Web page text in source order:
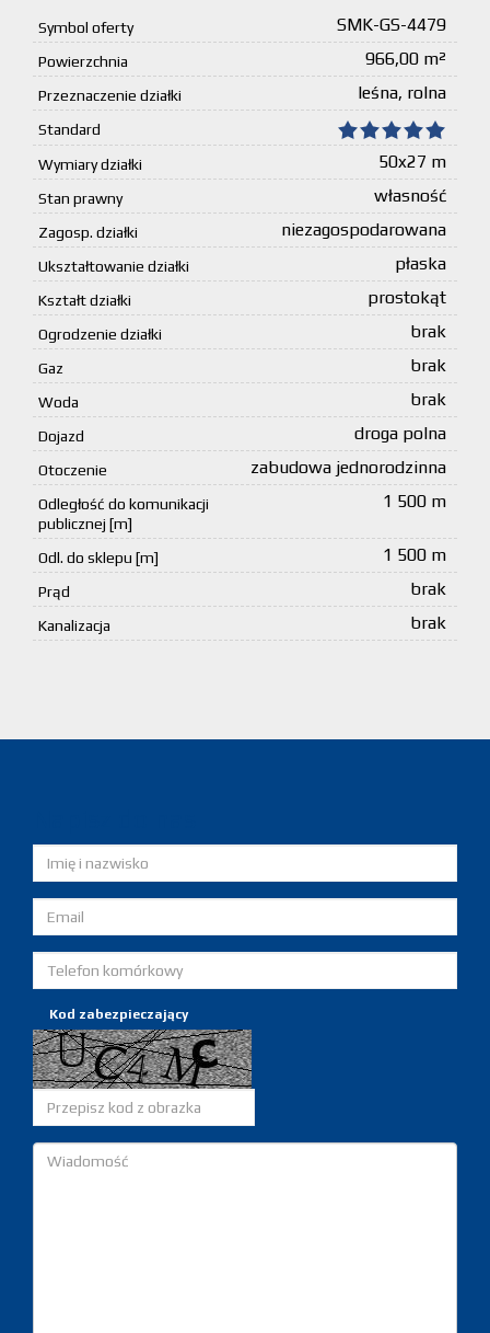
Symbol oferty SMK-GS-4479
Powierzchnia 966,00 m²
Przeznaczenie działki leśna, rolna
Standard
Wymiary działki
50x27 m
Stan prawny własność
Zagosp. działki niezagospodarowana
Ukształtowanie działki płaska
Kształt działki prostokąt
Ogrodzenie działki brak
Gaz brak
Woda brak
Dojazd droga polna
Otoczenie zabudowa jednorodzinna
Odległość do komunikacji
publicznej [m]
1 500 m
Odl. do sklepu [m] 1 500 m
Prąd brak
Kanalizacja brak
Kod zabezpieczający